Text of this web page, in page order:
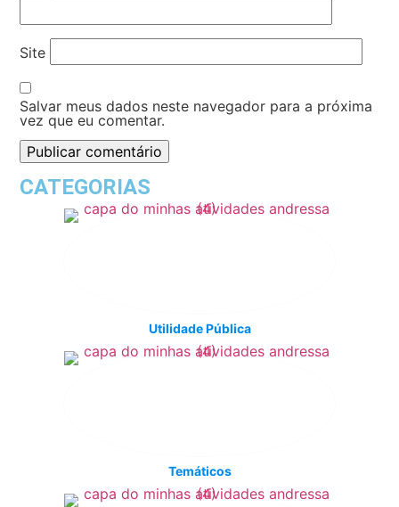
Site
Salvar meus dados neste navegador para a próxima
vez que eu comentar.
CATEGORIAS
Utilidade Pública
Temáticos